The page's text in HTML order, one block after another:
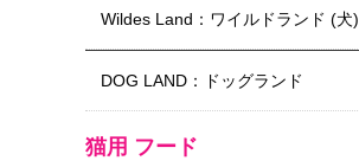
Wildes Land：ワイルドランド (犬)
DOG LAND：ドッグランド
猫用 フード